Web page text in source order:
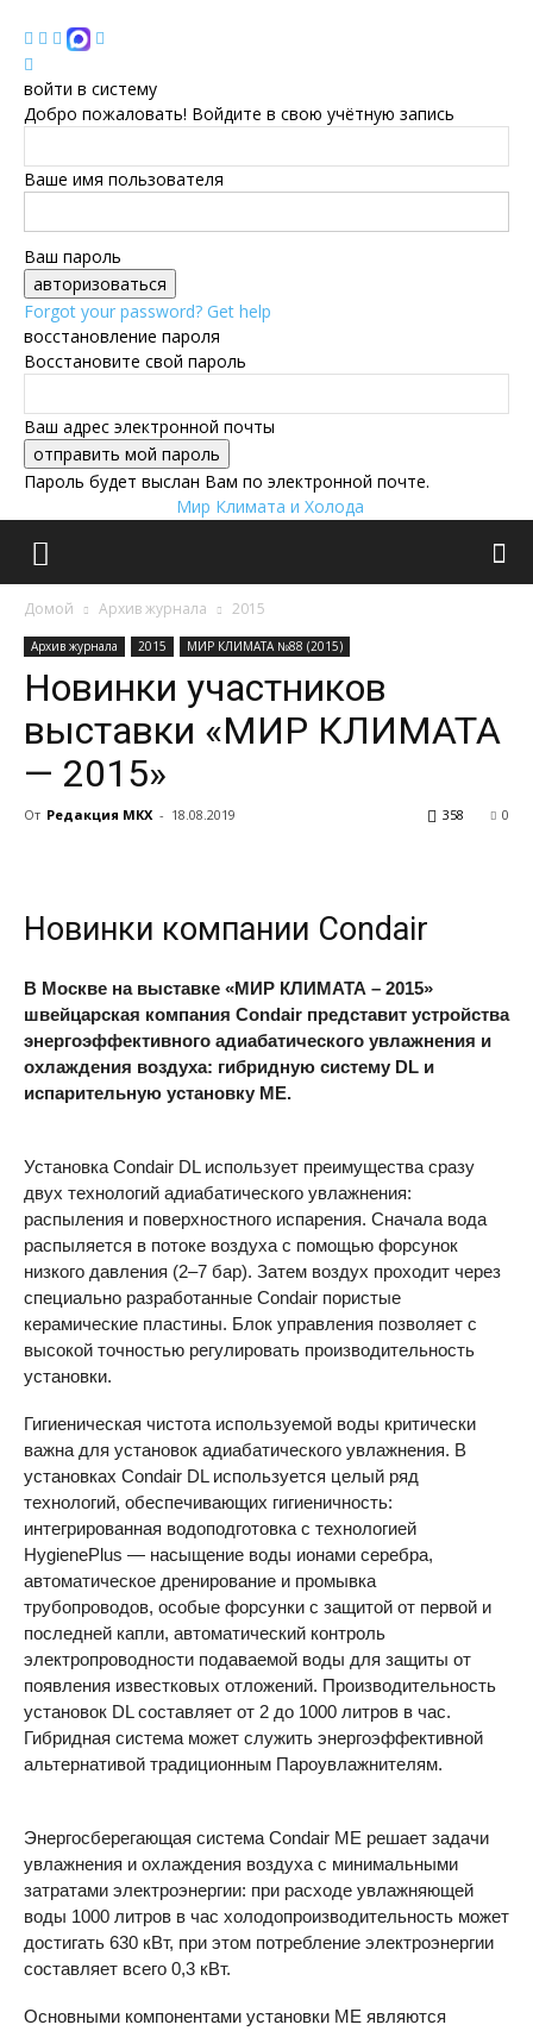
войти в систему
Добро пожаловать! Войдите в свою учётную запись
Ваше имя пользователя
Ваш пароль
Forgot your password? Get help
восстановление пароля
Восстановите свой пароль
Ваш адрес электронной почты
Пароль будет выслан Вам по электронной почте.
Мир Климата и Холода
Домой Архив журнала 2015
Архив журнала 2015 МИР КЛИМАТА №88 (2015)
Новинки участников
выставки «МИР КЛИМАТА
— 2015»
От Редакция МКХ - 18.08.2019 0
358
Новинки компании Condair
В Москве на выставке «МИР КЛИМАТА – 2015»
швейцарская компания Condair представит устройства
энергоэффективного адиабатического увлажнения и
охлаждения воздуха: гибридную систему DL и
испарительную установку ME.
Установка Condair DL использует преимущества сразу
двух технологий адиабатического увлажнения:
распыления и поверхностного испарения. Сначала вода
распыляется в потоке воздуха с помощью форсунок
низкого давления (2–7 бар). Затем воздух проходит через
специально разработанные Condair пористые
керамические пластины. Блок управления позволяет с
высокой точностью регулировать производительность
установки.
Гигиеническая чистота используемой воды критически
важна для установок адиабатического увлажнения. В
установках Condair DL используется целый ряд
технологий, обеспечивающих гигиеничность:
интегрированная водоподготовка с технологией
HygienePlus — насыщение воды ионами серебра,
автоматическое дренирование и промывка
трубопроводов, особые форсунки с защитой от первой и
последней капли, автоматический контроль
электропроводности подаваемой воды для защиты от
появления известковых отложений. Производительность
установок DL составляет от 2 до 1000 литров в час.
Гибридная система может служить энергоэффективной
альтернативой традиционным Пароувлажнителям.
Энергосберегающая система Condair ME решает задачи
увлажнения и охлаждения воздуха с минимальными
затратами электроэнергии: при расходе увлажняющей
воды 1000 литров в час холодопроизводительность может
достигать 630 кВт, при этом потребление электроэнергии
составляет всего 0,3 кВт.
Основными компонентами установки ME являются